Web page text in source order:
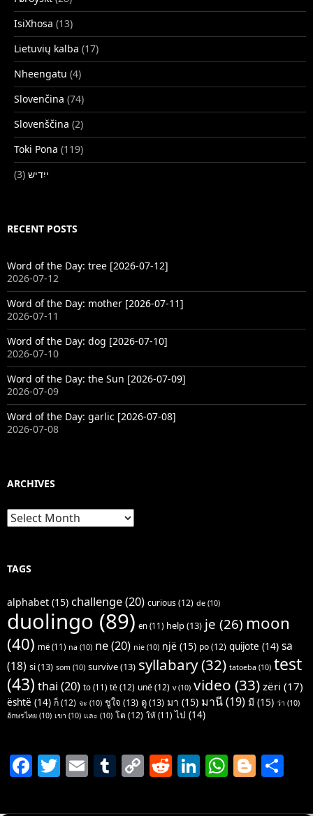
IsiXhosa (13)
Lietuvių kalba (17)
Nheengatu (4)
Slovenčina (74)
Slovenščina (2)
Toki Pona (119)
ייִדיש (3)
RECENT POSTS
Word of the Day: tree [2026-07-12]
2026-07-12
Word of the Day: mother [2026-07-11]
2026-07-11
Word of the Day: dog [2026-07-10]
2026-07-10
Word of the Day: the Sun [2026-07-09]
2026-07-09
Word of the Day: garlic [2026-07-08]
2026-07-08
ARCHIVES
Archives
TAGS
alphabet (15) challenge(20) curious(12) de (10)
duolingo (89) en (11) help(13) je (26) moon
(40) më (11) na (10) ne(20) nie (10) një (15) po(12) quijote (14) sa
(18) si(13) som (10) survive(13) syllabary(32) tatoeba (10) test
(43) thai (20) to (11) të(12) unë(12) v(10) video (33) zëri (17)
është (14) ก็(12) จะ (10) ชูใจ (13) ดู(13) มา (15) มานี(19) มี (15) ว่า (10)
อักษรไทย (10) เขา (10) และ (10) โต (12) ให้ (11) ไป (14)
F T E T C R Li W Bl